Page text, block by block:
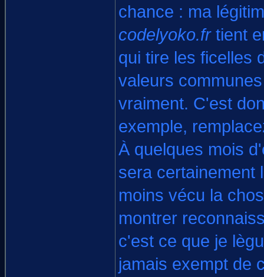
chance : ma
codelyoko.frtient
qui tire les ficelles
valeurs
vraiment. C'est
exemple,
À quelques mois
sera certainement
moins vécu la
montrer
c'est ce que je
jamais exempt de